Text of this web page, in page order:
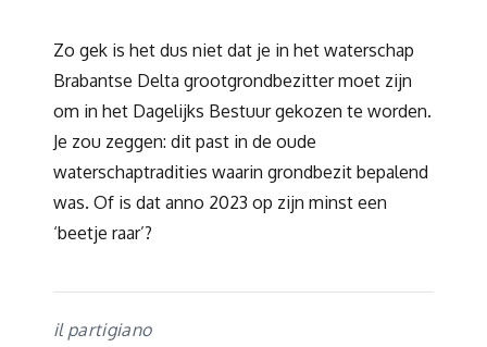
Zo gek is het dus niet dat je in het waterschap
Brabantse Delta grootgrondbezitter moet zijn
om in het Dagelijks Bestuur gekozen te worden.
Je zou zeggen: dit past in de oude
waterschaptradities waarin grondbezit bepalend
was. Of is dat anno 2023 op zijn minst een
‘beetje raar’?
il partigiano